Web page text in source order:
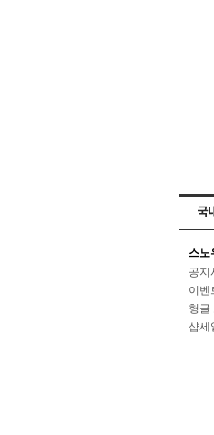
스노
공지
이벤
헝글
샵세